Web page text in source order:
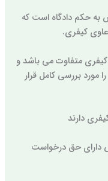
به حکم دادگاه است که
کیفری.
کیفری متفاوت می باشد و
مورد بررسی کامل قرار
دارند
دارای حق درخواست